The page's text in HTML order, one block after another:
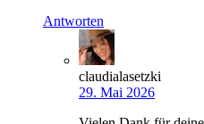
Antworten
claudialasetzki
29. Mai 2026